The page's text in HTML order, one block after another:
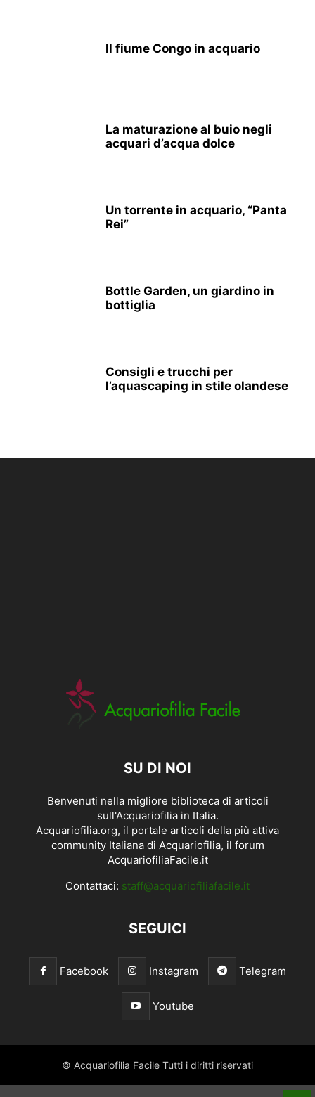
Il fiume Congo in acquario
La maturazione al buio negli
acquari d’acqua dolce
Un torrente in acquario, “Panta
Rei”
Bottle Garden, un giardino in
bottiglia
Consigli e trucchi per
l’aquascaping in stile olandese
SU DI NOI
Benvenuti nella migliore biblioteca di articoli
sull'Acquariofilia in Italia.
Acquariofilia.org, il portale articoli della più attiva
community Italiana di Acquariofilia, il forum
AcquariofiliaFacile.it
Contattaci: staff@acquariofiliafacile.it
SEGUICI
Facebook Instagram Telegram
Youtube
© Acquariofilia Facile Tutti i diritti riservati